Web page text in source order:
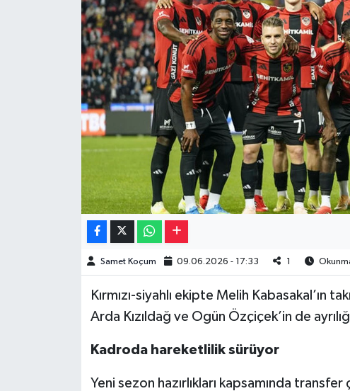
Samet Koçum 09.06.2026 - 17:33
Kırmızı-siyahlı ekipte Melih Kabasakal’ın
Arda Kızıldağ ve Ogün Özçiçek’in de
Kadroda hareketlilik sürüyor
Yeni sezon hazırlıkları kapsamında transfer
Resmi İlanlar
Siyaset
Teknoloji
Video Haber